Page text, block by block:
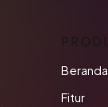
Beranda
Fitur